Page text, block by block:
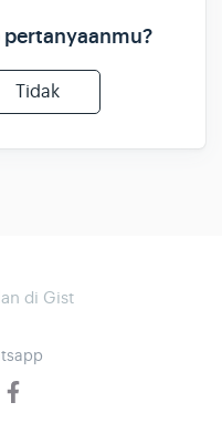
Tidak
di Gist